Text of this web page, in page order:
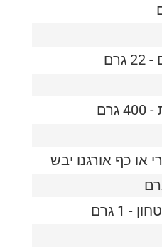
או כף אורגנו יבש
1 גרם